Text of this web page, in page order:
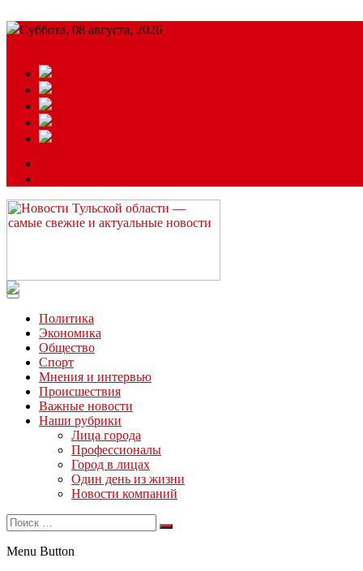
Суббота, 08 августа, 2026
Читайте последние новости дня в Тульской области на сайте
Политика
Экономика
Общество
Спорт
Мнения и интервью
Происшествия
Важные новости
Наши рубрики
Лица города
Профессионалы
Город в лицах
Один день из жизни
Новости компаний
Menu Button